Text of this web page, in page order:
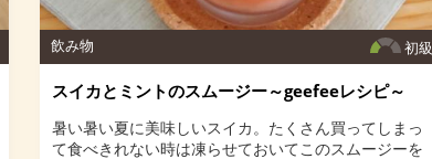
初級
飲み物
スイカとミントのスムージー～geefeeレシピ～
暑い暑い夏に美味しいスイカ。たくさん買ってしまっ
て食べきれない時は凍らせておいてこのスムージーを